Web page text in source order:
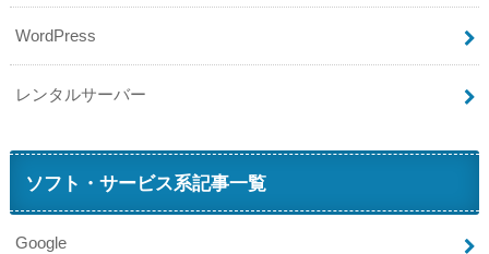
WordPress
レンタルサーバー
ソフト・サービス系記事一覧
Google